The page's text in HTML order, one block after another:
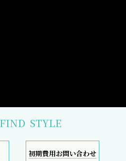
STYLE
初期費用お問い合わせ